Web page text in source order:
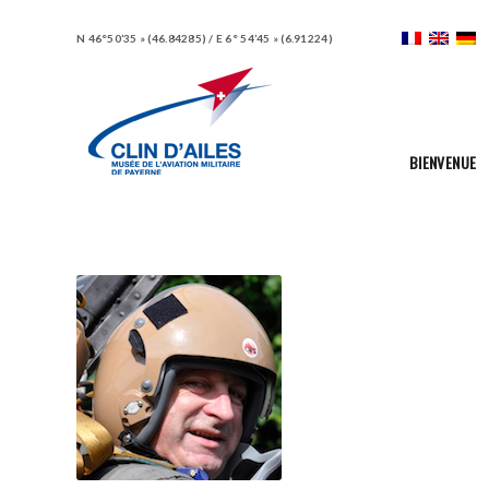
N 46°50’35 » (46.84285) / E 6° 54’45 » (6.91224)
BIENVENUE